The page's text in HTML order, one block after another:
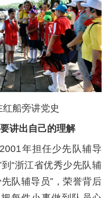
红船旁讲党史
讲出自己的理解
年担任少先队辅导
“浙江省优秀少先队辅
队辅导员”，荣誉背后